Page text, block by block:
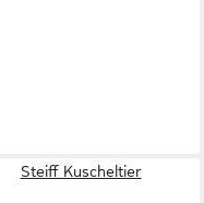
Steiff Kuscheltier